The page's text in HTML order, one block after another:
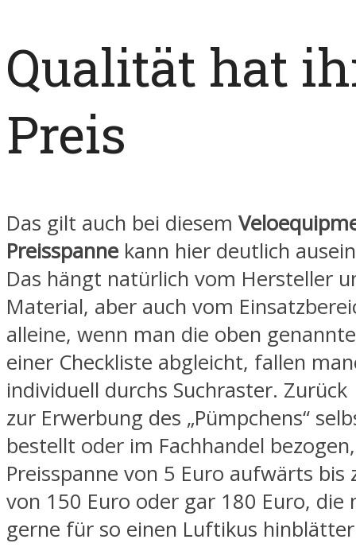
Qualität hat
Preis
Das gilt auch bei diesem
Preisspanne kann hier deutlich
Das hängt natürlich vom Hersteller
Material, aber auch vom
alleine, wenn man die oben
einer Checkliste abgleicht, fallen
individuell durchs Suchraster. Zurück
zur Erwerbung des „Pümpchens“
bestellt oder im Fachhandel
Preisspanne von 5 Euro aufwärts bis
von 150 Euro oder gar 180 Euro, die
gerne für so einen Luftikus